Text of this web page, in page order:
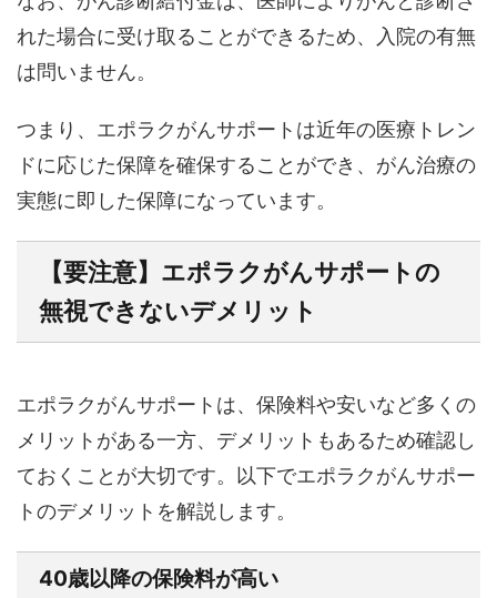
れた場合に受け取ることができるため、入院の有無
は問いません。
つまり、エポラクがんサポートは近年の医療トレン
ドに応じた保障を確保することができ、がん治療の
実態に即した保障になっています。
【要注意】エポラクがんサポートの
無視できないデメリット
エポラクがんサポートは、保険料や安いなど多くの
メリットがある一方、デメリットもあるため確認し
ておくことが大切です。以下でエポラクがんサポー
トのデメリットを解説します。
40歳以降の保険料が高い